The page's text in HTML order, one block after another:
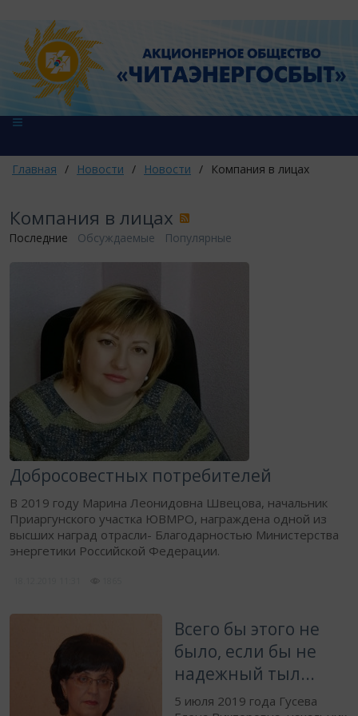
Главная / Новости / Новости / Компания в лицах
Компания в лицах
Последние Обсуждаемые Популярные
Добросовестных потребителей
В 2019 году Марина Леонидовна Швецова, начальник
Приаргунского участка ЮВМРО, награждена одной из
высших наград отрасли- Благодарностью Министерства
энергетики Российской Федерации.​
Всего бы этого не
было, если бы не
надежный тыл...
5 июля 2019 года Гусева